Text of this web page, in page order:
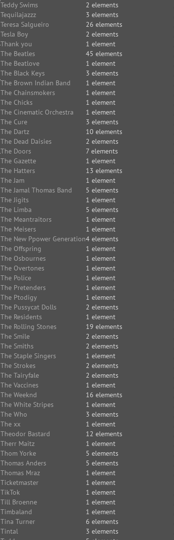
Teddy Swims
2 elements
Tequilajazzz
3 elements
Teresa Salgueiro
26 elements
Tesla Boy
2 elements
Thank you
1 element
The Beatles
45 elements
The Beatlove
1 element
The Black Keys
3 elements
The Brown Indian Band
1 element
The Chainsmokers
1 element
The Chicks
1 element
The Cinematic Orchestra
1 element
The Cure
3 elements
The Dartz
10 elements
The Dead Daisies
2 elements
The Doors
7 elements
The Gazette
1 element
The Hatters
13 elements
The Jam
1 element
The Jamal Thomas Band
5 elements
The Jigits
1 element
The Limba
5 elements
The Meantraitors
1 element
The Meisers
1 element
The New Ppower Generation4 elements
The Offspring
1 element
The Osbournes
1 element
The Overtones
1 element
The Police
1 element
The Pretenders
1 element
The Ptodigy
1 element
The Pussycat Dolls
2 elements
The Residents
1 element
The Rolling Stones
19 elements
The Smile
2 elements
The Smiths
2 elements
The Staple Singers
1 element
The Strokes
2 elements
The Tairyfale
2 elements
The Vaccines
1 element
The Weeknd
16 elements
The White Stripes
1 element
The Who
3 elements
The xx
1 element
Theodor Bastard
12 elements
Therr Maitz
1 element
Thom Yorke
5 elements
Thomas Anders
5 elements
Thomas Mraz
1 element
Ticketmaster
1 element
TikTok
1 element
Till Broenne
1 element
Timbaland
1 element
Tina Turner
6 elements
Tintal
3 elements